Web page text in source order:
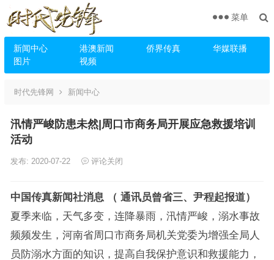
新闻中心 港澳新闻 侨界传真
华媒联播
图片
视频
菜单
时代先锋网 新闻中心
汛情严峻防患未然|周口市商务局开展应急救援培训
活动
发布: 2020-07-22 评论关闭
中国传真新闻社消息
（ 通讯员曾省三、尹程起报道）
夏季来临，天气多变，连降暴雨，汛情严峻，溺水事故
频频发生，河南省周口市商务局机关党委为增强全局人
员防溺水方面的知识，提高自我保护意识和救援能力，